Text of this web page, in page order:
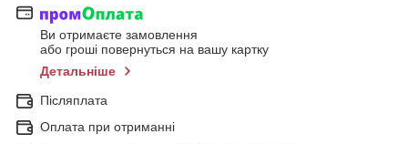
Ви отримаєте замовлення
або гроші повернуться на вашу картку
Детальніше
Післяплата
Оплата при отриманні